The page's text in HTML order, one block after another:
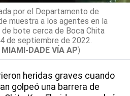
por el Departamento de
muestra a los agentes en la
bote cerca de Boca Chita
de septiembre de 2022.
MIAMI-DADE VÍA AP)
heridas graves cuando
golpeó una barrera de